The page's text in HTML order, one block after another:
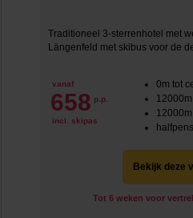
Traditioneel 3-sterrenhotel met
Längenfeld met skibus voor de
vanaf
658 p.p.
incl. skipas
0m tot
Bekijk deze
Tot 6 weken voor